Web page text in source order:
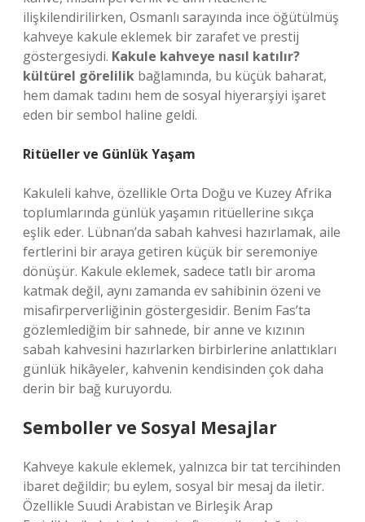
ilişkilendirilirken, Osmanlı sarayında ince öğütülmüş
kahveye kakule eklemek bir zarafet ve prestij
göstergesiydi. Kakule kahveye nasıl katılır?
kültürel görelilik bağlamında, bu küçük baharat,
hem damak tadını hem de sosyal hiyerarşiyi işaret
eden bir sembol haline geldi.
Ritüeller ve Günlük Yaşam
Kakuleli kahve, özellikle Orta Doğu ve Kuzey Afrika
toplumlarında günlük yaşamın ritüellerine sıkça
eşlik eder. Lübnan’da sabah kahvesi hazırlamak, aile
fertlerini bir araya getiren küçük bir seremoniye
dönüşür. Kakule eklemek, sadece tatlı bir aroma
katmak değil, aynı zamanda ev sahibinin özeni ve
misafirperverliğinin göstergesidir. Benim Fas’ta
gözlemlediğim bir sahnede, bir anne ve kızının
sabah kahvesini hazırlarken birbirlerine anlattıkları
günlük hikâyeler, kahvenin kendisinden çok daha
derin bir bağ kuruyordu.
Semboller ve Sosyal Mesajlar
Kahveye kakule eklemek, yalnızca bir tat tercihinden
ibaret değildir; bu eylem, sosyal bir mesaj da iletir.
Özellikle Suudi Arabistan ve Birleşik Arap